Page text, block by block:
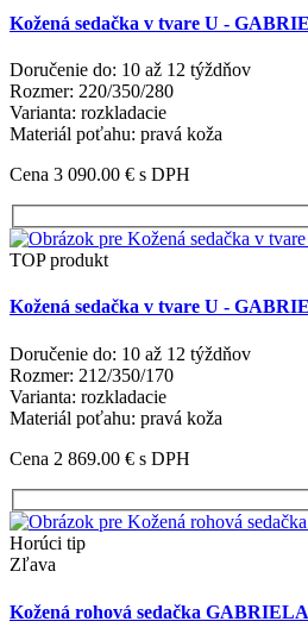
Kožená sedačka v tvare U -
Doručenie do: 10 až 12 týždňov
Rozmer: 220/350/280
Varianta: rozkladacie
Materiál poťahu: pravá koža
Cena 3 090.00 € s DPH
TOP produkt
Kožená sedačka v tvare U -
Doručenie do: 10 až 12 týždňov
Rozmer: 212/350/170
Varianta: rozkladacie
Materiál poťahu: pravá koža
Cena 2 869.00 € s DPH
Horúci tip
Zľava
Kožená rohová sedačka